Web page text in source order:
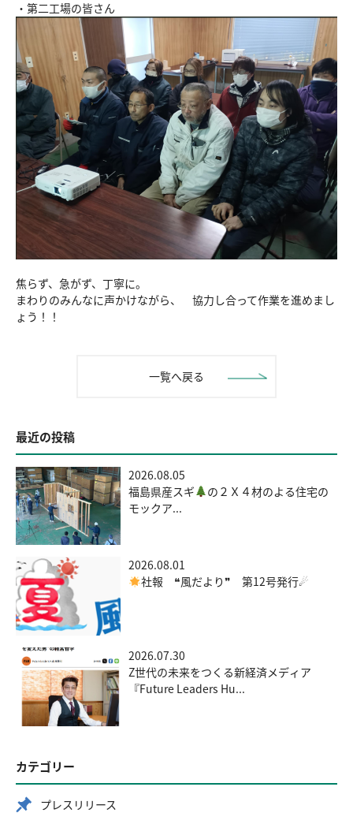
・第二工場の皆さん
焦らず、急がず、丁寧に。
まわりのみんなに声かけながら、 協力し合って作業を進めまし
ょう！！
一覧へ戻る
最近の投稿
2026.08.05
福島県産スギ
の２Ｘ４材のよる住宅の
モックア...
2026.08.01
社報 ❝風だより❞ 第12号発行☄
2026.07.30
Z世代の未来をつくる新経済メディア
『Future Leaders Hu...
カテゴリー
プレスリリース